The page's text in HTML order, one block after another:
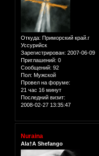
Откуда: Приморский край.г
Уссурийск
Зарегистрирован: 2007-06-09
Приглашений: 0
Сообщений: 92
Пол: Мужской
Провел на форуме:
21 час 16 минут
Последний визит:
2008-02-27 13:35:47
Nuraina
Ala†A Shefango